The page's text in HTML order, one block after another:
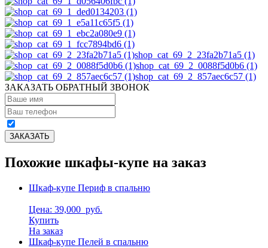
shop_cat_69_2_23fa2b71a5 (1)
shop_cat_69_2_0088f5d0b6 (1)
shop_cat_69_2_857aec6c57 (1)
ЗАКАЗАТЬ ОБРАТНЫЙ ЗВОНОК
Похожие шкафы-купе на заказ
Шкаф-купе Периф в спальню
Цена: 39,000 руб.
Купить
На заказ
Шкаф-купе Пелей в спальню